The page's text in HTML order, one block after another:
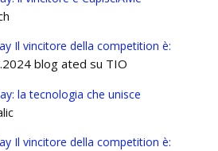
Il vincitore della competition è:
blog ated su TIO
la tecnologia che unisce
Il vincitore della competition è: